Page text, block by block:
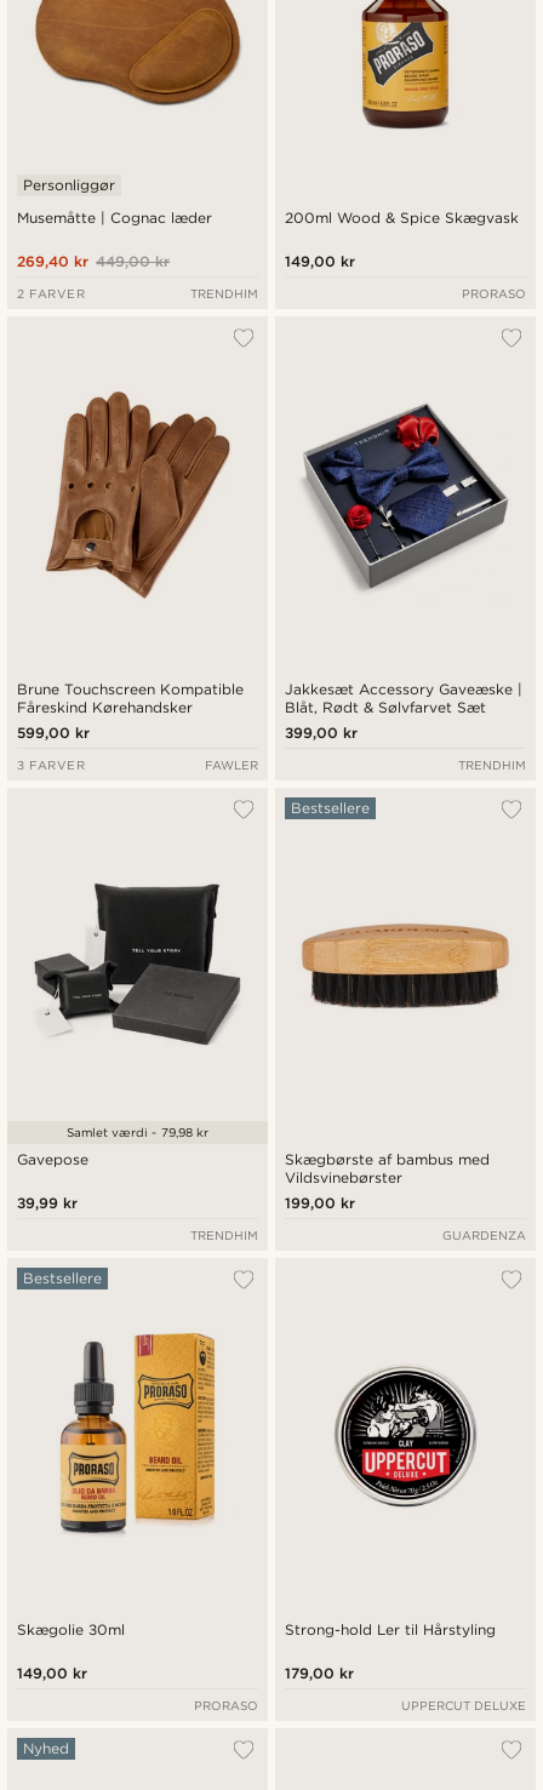
Musemåtte | Cognac læder
Personliggør
449,00 kr
269,40 kr
2 FARVER TRENDHIM
200ml Wood & Spice Skægvask
149,00 kr
PRORASO
Brune Touchscreen Kompatible
Fåreskind Kørehandsker
599,00 kr
3 FARVER FAWLER
Jakkesæt Accessory Gaveæske |
Blåt, Rødt & Sølvfarvet Sæt
399,00 kr
TRENDHIM
Gavepose
39,99 kr
Samlet værdi - 79,98 kr
TRENDHIM
Skægbørste af bambus med
Vildsvinebørster
Bestsellere
199,00 kr
GUARDENZA
Skægolie 30ml
Bestsellere
149,00 kr
PRORASO
Strong-hold Ler til Hårstyling
179,00 kr
UPPERCUT DELUXE
Nyhed